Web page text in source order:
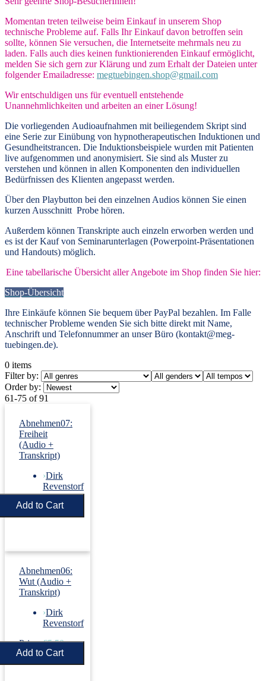
Momentan treten teilweise beim Einkauf in unserem Shop
technische Probleme auf. Falls Ihr Einkauf davon betroffen sein
sollte, können Sie versuchen, die Internetseite mehrmals neu zu
laden. Falls auch dies keinen funktionierenden Einkauf ermöglicht,
melden Sie sich gern zur Klärung und zum Erhalt der Dateien unter
folgender Emailadresse: megtuebingen.shop@gmail.com
Wir entschuldigen uns für eventuell entstehende
Unannehmlichkeiten und arbeiten an einer Lösung!
Die vorliegenden Audioaufnahmen mit beiliegendem Skript sind
eine Serie zur Einübung von hypnotherapeutischen Induktionen und
Gesundheitstrancen. Die Induktionsbeispiele wurden mit Patienten
live aufgenommen und anonymisiert. Sie sind als Muster zu
verstehen und können in allen Komponenten den individuellen
Bedürfnissen des Klienten angepasst werden.
Über den Playbutton bei den einzelnen Audios können Sie einen
kurzen Ausschnitt Probe hören.
Außerdem können Transkripte auch einzeln erworben werden und
es ist der Kauf von Seminarunterlagen (Powerpoint-Präsentationen
und Handouts) möglich.
Eine tabellarische Übersicht aller Angebote im Shop finden Sie hier:
Shop-Übersicht
Ihre Einkäufe können Sie bequem über PayPal bezahlen. Im Falle
technischer Probleme wenden Sie sich bitte direkt mit Name,
Anschrift und Telefonnummer an unser Büro (kontakt@meg-
tuebingen.de).
0 items
Filter by:
Order by:
61-75 of 91
Abnehmen07:
Freiheit
(Audio +
Transkript)
›Dirk
Revenstorf
Price: €5.50
Abnehmen06:
Wut (Audio +
Transkript)
›Dirk
Revenstorf
Price: €5.50